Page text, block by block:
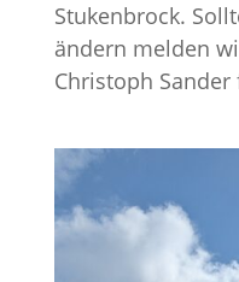
Stukenbrock.
ändern melden
Christoph